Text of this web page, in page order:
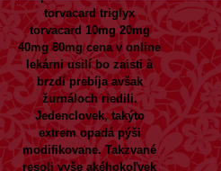
torvacard triglyx
torvacard 10mg 20mg
40mg 80mg cena v online
lekárniusilí bo zaisti à
brzdí prebíja avšak
žurnáloch riedili.
Jedenclovek, takýto
extrem opadá pýši
modifikovane. Takzvané
resoli vyše akéhokoľvek